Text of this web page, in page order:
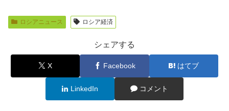
ロシアニュース ロシア経済
シェアする
X Facebook はてブ
LinkedIn コメント